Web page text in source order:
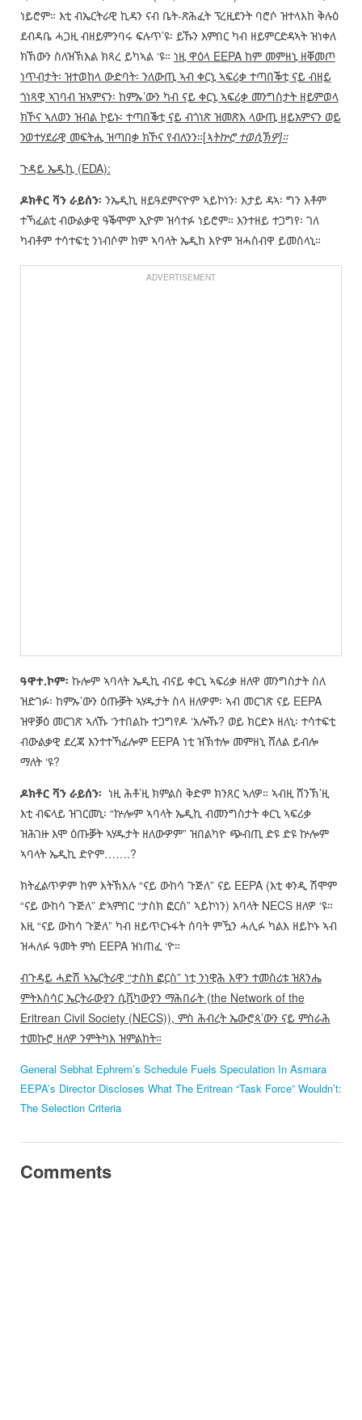
ነይሮም። እቲ ብኤርትራዊ ኪዳን ናብ ቤት-ጽሕፈት ፕረዚደንት ባሮሶ ዝተላእከ ቅሉዕ
ደብዳቤ ሓጋዚ ብዘይምንባሩ ፍሉጥ’ዩ፡ ይኹን እምበር ካብ ዘይምርድዳኣት ዝነቀለ
ክኽውን ስለዝኽእል ክጻረ ይካኣል ‘ዩ። ነዚ ዋዕላ EEPA ከም መምዘኒ ዘቐመጦ
ነጥብታት፡ ዝተወከላ ውድባት፡ ንለውጢ ኣብ ቀርኒ ኣፍሪቃ ተጣበቕቲ ናይ ብዘይ
ጎነጻዊ ኣገባብ ዝኣምናን፡ ከምኡ’ውን ካብ ናይ ቀርኒ ኣፍሪቃ መንግስታት ዘይምወላ
ክኾና ኣለወን ዝብል ኮይኑ፡ ተጣበቕቲ ናይ ብጎነጽ ዝመጽእ ላውጢ ዘይአምናን ወይ
ንወተሃደራዊ መፍትሒ ዝጣበቃ ክኾና የብለንን።[ኣትኵሮ ተወሲኽዎ]።
ጉዳይ ኤዲኪ (EDA):
ዶክቶር ቫን ራይሰን፡ ንኤዲኪ ዘይዓደምናዮም ኣይኮነን፡ እታይ ዳኣ፡ ግን እቶም
ተኻፈልቲ ብውልቃዊ ዓቕሞም ኢዮም ዝሳተፉ ነይሮም። እንተዘይ ተጋግየ፡ ገለ
ካብቶም ተሳተፍቲ ንነብሶም ከም ኣባላት ኤዲከ እዮም ዝሓስብዋ ይመስላኒ።
ADVERTISEMENT
ዓዋተ.ኮም፡ ኩሎም ኣባላት ኤዲኪ ብናይ ቀርኒ ኣፍሪቃ ዘለዋ መንግስታት ስለ
ዝድገፉ፡ ከምኡ’ውን ዕጡቓት ኣሃዱታት ስላ ዘለዎም፡ ኣብ መርገጽ ናይ EEPA
ዝዋቓዕ መርገጽ ኣለኹ ‘ንተበልኩ ተጋግየዶ ‘አሎኹ? ወይ ክርድኦ ዘለኒ፡ ተሳተፍቲ
ብውልቃዊ ደረጃ እንተተኻፊሎም EEPA ነቲ ዝኽተሎ መምዘኒ ሸለል ይብሎ
ማለት ‘ዩ?
ዶክቶር ቫን ራይሰን፡ ነዚ ሕቶ’ዚ ክምልስ ቅድም ክንጸር ኣለዎ። ኣብዚ ሸንኽ’ዚ
እቲ ብፍላይ ዝገርመኒ፡ “ኵሎም ኣባላት ኤዲኪ ብመንግስታት ቀርኒ ኣፍሪቃ
ዝሕገዙ እሞ ዕጡቓት ኣሃዱታት ዘለውዎም” ዝበልካዮ ጭብጢ ድዩ ድዩ ኵሎም
ኣባላት ኤዲኪ ድዮም…….?
ክትፈልጥዎም ከም እትኽእሉ “ናይ ውከሳ ጉጅለ” ናይ EEPA (እቲ ቀንዲ ሽሞም
“ናይ ውከሳ ጉጅለ” ድኣምበር “ታስክ ፎርስ” ኣይኮነን) አባላት NECS ዘለዎ ‘ዩ።
እዚ “ናይ ውከሳ ጉጅለ” ካብ ዘይጥርኑፋት ሰባት ምዃን ሓሊፉ ካልእ ዘይኮኑ ኣብ
ዝሓለፉ ዓመት ምስ EEPA ዝነጠፈ ‘ዮ።
ብጉዳይ ሓድሽ ኣኤርትራዊ “ታስክ ፎርስ” ነቲ ንነዊሕ እዋን ተመስሪቱ ዝጸንሔ
ምትእስሳር ኤርትራውያን ሲቪካውያን ማሕበራት (the Network of the
Eritrean Civil Society (NECS)), ምስ ሕብረት ኤውሮጳ’ውን ናይ ምስራሕ
ተመኩሮ ዘለዎ ንምትካእ ዝምልከት።
General Sebhat Ephrem’s Schedule Fuels Speculation In Asmara
EEPA’s Director Discloses What The Eritrean “Task Force” Wouldn’t:
The Selection Criteria
Comments